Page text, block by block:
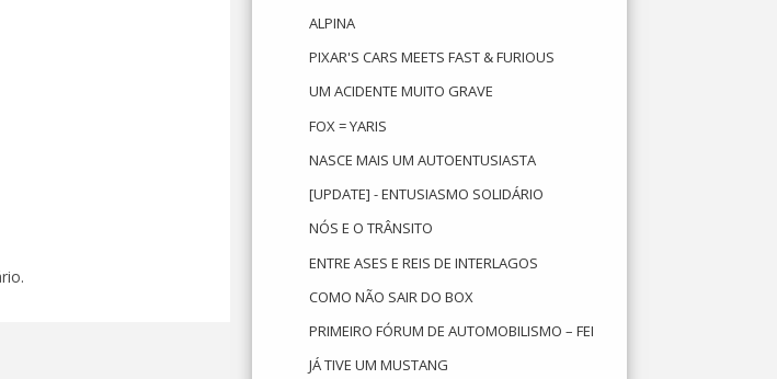
ALPINA
PIXAR'S CARS MEETS FAST & FURIOUS
UM ACIDENTE MUITO GRAVE
FOX = YARIS
NASCE MAIS UM AUTOENTUSIASTA
[UPDATE] - ENTUSIASMO SOLIDÁRIO
NÓS E O TRÂNSITO
ENTRE ASES E REIS DE INTERLAGOS
COMO NÃO SAIR DO BOX
PRIMEIRO FÓRUM DE AUTOMOBILISMO – FEI
JÁ TIVE UM MUSTANG